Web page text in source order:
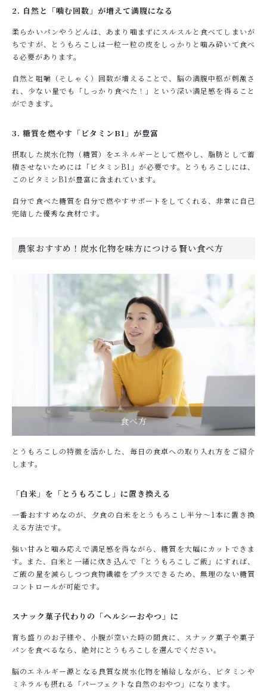
2. 自然と「噛む回数」が増えて満腹になる
柔らかいパンやうどんは、あまり噛まずにスルスルと食べてしまいが
ちですが、とうもろこしは一粒一粒の皮をしっかりと噛み砕いて食べ
る必要があります。
自然と咀嚼（そしゃく）回数が増えることで、脳の満腹中枢が刺激さ
れ、少ない量でも「しっかり食べた！」という深い満足感を得ること
ができます。
3. 糖質を燃やす「ビタミンB1」が豊富
摂取した炭水化物（糖質）をエネルギーとして燃やし、脂肪として蓄
積させないためには「ビタミンB1」が必要です。とうもろこしには、
このビタミンB1が豊富に含まれています。
自分で食べた糖質を自分で燃やすサポートをしてくれる、非常に自己
完結した優秀な食材です。
農家おすすめ！炭水化物を味方につける賢い食べ方
食べ方
とうもろこしの特徴を活かした、毎日の食卓への取り入れ方をご紹介
します。
「白米」を「とうもろこし」に置き換える
一番おすすめなのが、夕食の白米をとうもろこし半分～1本に置き換
える方法です。
強い甘みと噛み応えで満足感を得ながら、糖質を大幅にカットできま
す。また、白米と一緒に炊き込んで「とうもろこしご飯」にすれば、
ご飯の量を減らしつつ食物繊維をプラスできるため、無理のない糖質
コントロールが可能です。
スナック菓子代わりの「ヘルシーおやつ」に
育ち盛りのお子様や、小腹が空いた時の間食に、スナック菓子や菓子
パンを食べるなら、絶対にとうもろこしを選んでください。
脳のエネルギー源となる良質な炭水化物を補給しながら、ビタミンや
ミネラルも摂れる「パーフェクトな自然のおやつ」になります。